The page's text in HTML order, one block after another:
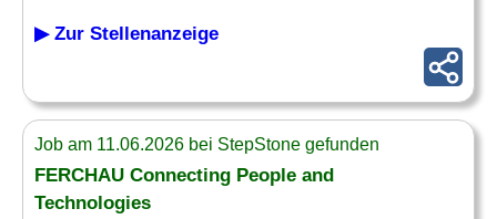
▶ Zur Stellenanzeige
Job am 11.06.2026 bei StepStone gefunden
FERCHAU Connecting People and
Technologies